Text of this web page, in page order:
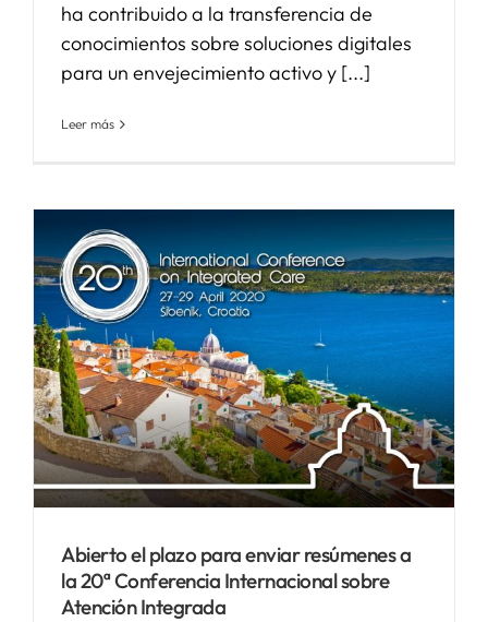
ha contribuido a la transferencia de
conocimientos sobre soluciones digitales
para un envejecimiento activo y [...]
Leer más
Abierto el plazo para enviar resúmenes a
la 20ª Conferencia Internacional sobre
Atención Integrada